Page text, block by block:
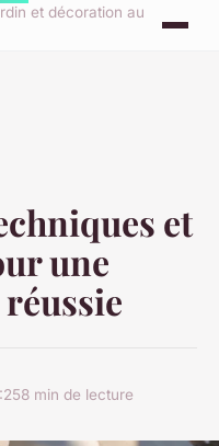
et décoration au
et
une
8 min de lecture